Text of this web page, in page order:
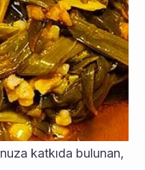
katkıda bulunan,